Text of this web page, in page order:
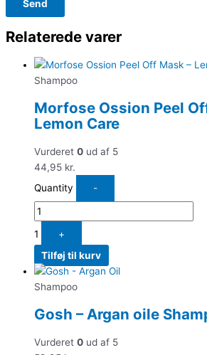
Relaterede varer
Shampoo
Morfose Ossion Peel
Lemon Care
Vurderet 0 ud af 5
44,95 kr.
Quantity
-
1
+
Tilføj til kurv
Shampoo
Gosh – Argan oile
Vurderet 0 ud af 5